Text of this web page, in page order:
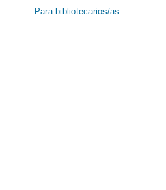
Para bibliotecarios/as